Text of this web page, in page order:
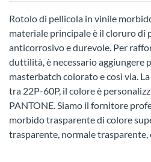
Rotolo di pellicola in vinile
materiale principale è il cloruro di
anticorrosivo e durevole. Per
duttilità, è necessario aggiungere
masterbatch colorato e così via.
tra 22P-60P, il colore è
PANTONE. Siamo il fornitore
morbido trasparente di colore
trasparente, normale trasparente,